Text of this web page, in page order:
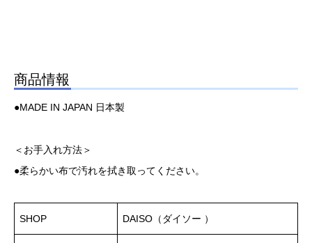
商品情報
●MADE IN JAPAN 日本製
＜お手入れ方法＞
●柔らかい布で汚れを拭き取ってください。
SHOP DAISO（ダイソー ）